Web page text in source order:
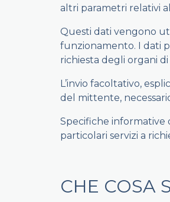
altri parametri relativi
Questi dati vengono
funzionamento. I dati
richiesta degli organi
L’invio facoltativo,
del mittente,
Specifiche informative
particolari servizi a
CHE COSA